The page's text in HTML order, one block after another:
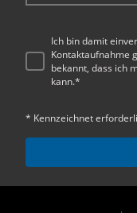
Ich bin damit
Kontaktaufnahme
bekannt, dass ich
kann.*
* Kennzeichnet